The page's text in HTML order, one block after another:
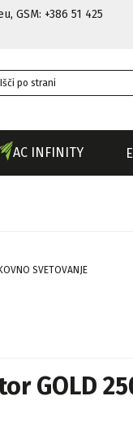
, GSM: +386 51 425
AC INFINITY
SVETOVANJE
GOLD